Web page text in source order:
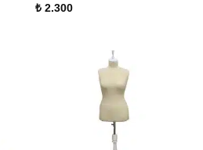
5 üzerinden
₺2.300